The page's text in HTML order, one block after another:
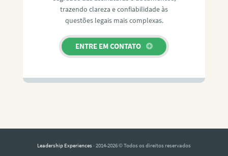
trazendo clareza e confiabilidade às
questões legais mais complexas.
ENTRE EM CONTATO
Leadership Experiences · 2014-2026 © Todos os direitos reservados